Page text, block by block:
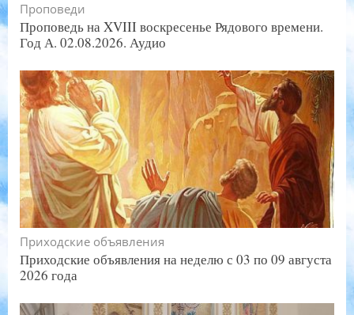
Проповеди
Проповедь на XVIII воскресенье Рядового времени.
Год А. 02.08.2026. Аудио
Приходские объявления
Приходские объявления на неделю с 03 по 09 августа
2026 года